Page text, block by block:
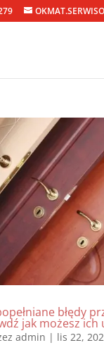
błędy
jak możesz ich
admin | lis 22,